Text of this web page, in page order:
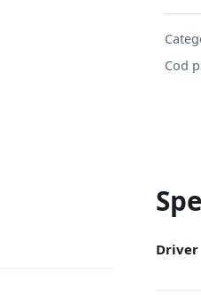
Cod
Driver